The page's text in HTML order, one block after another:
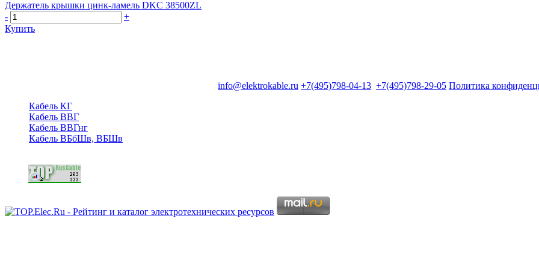
Держатель крышки цинк-ламель DKC 38500ZL
-
+
Купить
info@elektrokable.ru +7(495)798-04-13 +7(495)798-29-05 Политика
Кабель КГ
Кабель ВВГ
Кабель ВВГнг
Кабель ВБбШв, ВБШв